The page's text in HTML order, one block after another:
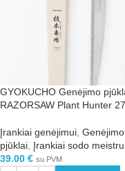
GYOKUCHO Genėjimo
RAZORSAW Plant Hunter
Įrankiai genėjimui Genėjimo
pjūklai Įrankiai sodo
39.00 € su PVM